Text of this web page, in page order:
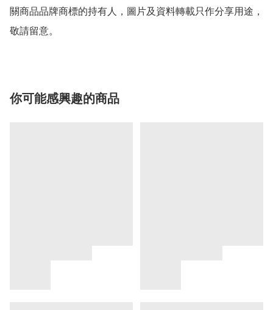
關商品品牌商標的持有人，圖片及資料轉載只作分享用途，
敬請留意。
你可能感興趣的商品